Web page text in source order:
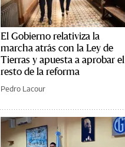
El Gobierno relativiza la
marcha atrás con la Ley de
Tierras y apuesta a aprobar el
resto de la reforma
Pedro Lacour